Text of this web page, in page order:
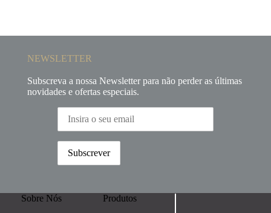
NEWSLETTER
Subscreva a nossa Newsletter para não perder as últimas
novidades e ofertas especiais.
Sobre Nós Produtos